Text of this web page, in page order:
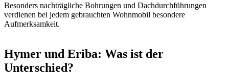
Besonders nachträgliche Bohrungen und Dachdurchführungen
verdienen bei jedem gebrauchten Wohnmobil besondere
Aufmerksamkeit.
Hymer und Eriba: Was ist der
Unterschied?